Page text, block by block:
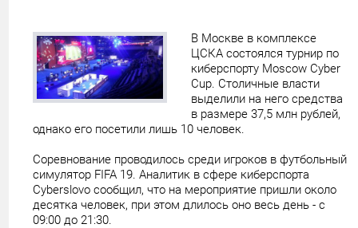
В Москве в комплексе
ЦСКА состоялся турнир по
киберспорту Moscow Cyber
Cup. Столичные власти
выделили на него средства
в размере 37,5 млн рублей,
однако его посетили лишь 10 человек.
Соревнование проводилось среди игроков в футбольный
симулятор FIFA 19. Аналитик в сфере киберспорта
Cyberslovo сообщил, что на мероприятие пришли около
десятка человек, при этом длилось оно весь день - с
09:00 до 21:30.